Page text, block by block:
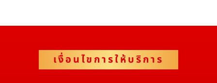
เงื่อนไขการให้บริการ